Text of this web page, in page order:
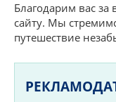
Благодарим вас
сайту. Мы
путешествие